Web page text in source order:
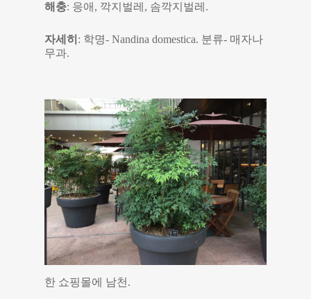
해충: 응애, 깍지벌레, 솜깍지벌레.
자세히 : 학명- Nandina domestica. 분류- 매자나
무과.
한 쇼핑몰에 남천.